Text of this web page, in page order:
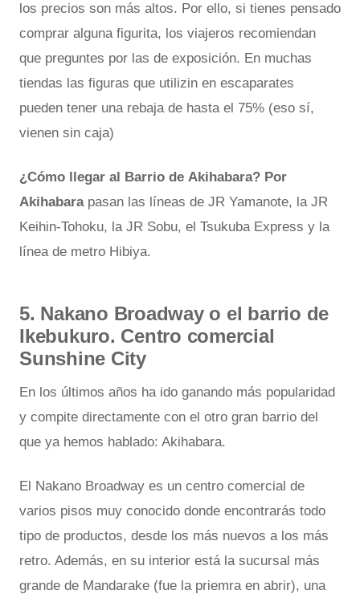
los precios son más altos. Por ello, si tienes pensado
comprar alguna figurita, los viajeros recomiendan
que preguntes por las de exposición. En muchas
tiendas las figuras que utilizin en escaparates
pueden tener una rebaja de hasta el 75% (eso sí,
vienen sin caja)
¿Cómo llegar al Barrio de Akihabara? Por
Akihabarapasan las líneas de JR Yamanote, la JR
Keihin-Tohoku, la JR Sobu, el Tsukuba Express y la
línea de metro Hibiya.
5. Nakano Broadway o el barrio de
Ikebukuro. Centro comercial
Sunshine City
En los últimos años ha ido ganando más popularidad
y compite directamente con el otro gran barrio del
que ya hemos hablado: Akihabara.
El Nakano Broadway es un centro comercial de
varios pisos muy conocido donde encontrarás todo
tipo de productos, desde los más nuevos a los más
retro. Además, en su interior está la sucursal más
grande de Mandarake (fue la priemra en abrir), una